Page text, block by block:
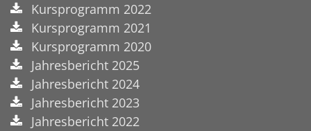
Kursprogramm 2022
Kursprogramm 2021
Kursprogramm 2020
Jahresbericht 2025
Jahresbericht 2024
Jahresbericht 2023
Jahresbericht 2022